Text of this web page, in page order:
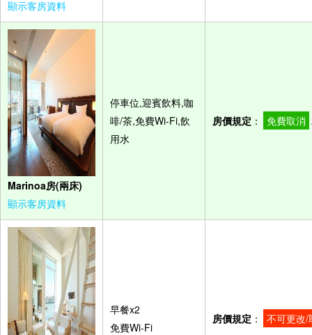
顯示客房資料
Marinoa房(兩床)
顯示客房資料
停車位,迎賓飲料,咖
啡/茶,免費Wi-Fi,飲
用水
房價規定 ： 免費取消
早餐x2
免費Wi-Fi
房價規定 ： 不可更改/